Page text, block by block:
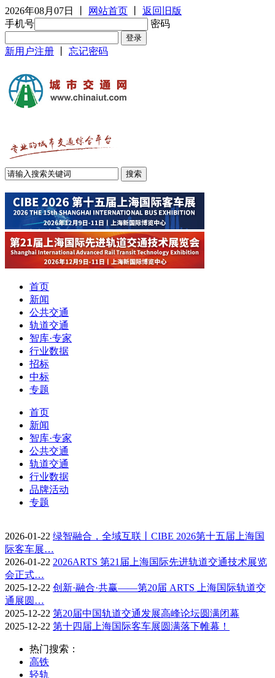
2026年08月07日 网站首页
返回旧版
手机号
密码
新用户注册 忘记密码
首页
新闻
公共交通
轨道交通
智库·专家
行业数据
招标
中标
专题
首页
新闻
智库·专家
公共交通
轨道交通
行业数据
品牌活动
专题
2026-01-22 绿智融合，全域互联丨CIBE 2026第十五届上海国
际客车展…
2026-01-22 2026ARTS 第21届上海国际先进轨道交通技术展览
会正式…
2025-12-22 创新·融合·共赢——第20届 ARTS 上海国际轨道交
通展圆…
2025-12-22 第20届中国轨道交通发展高峰论坛圆满闭幕
2025-12-22 第十四届上海国际客车展圆满落下帷幕！
热门搜索：
高铁
轻轨